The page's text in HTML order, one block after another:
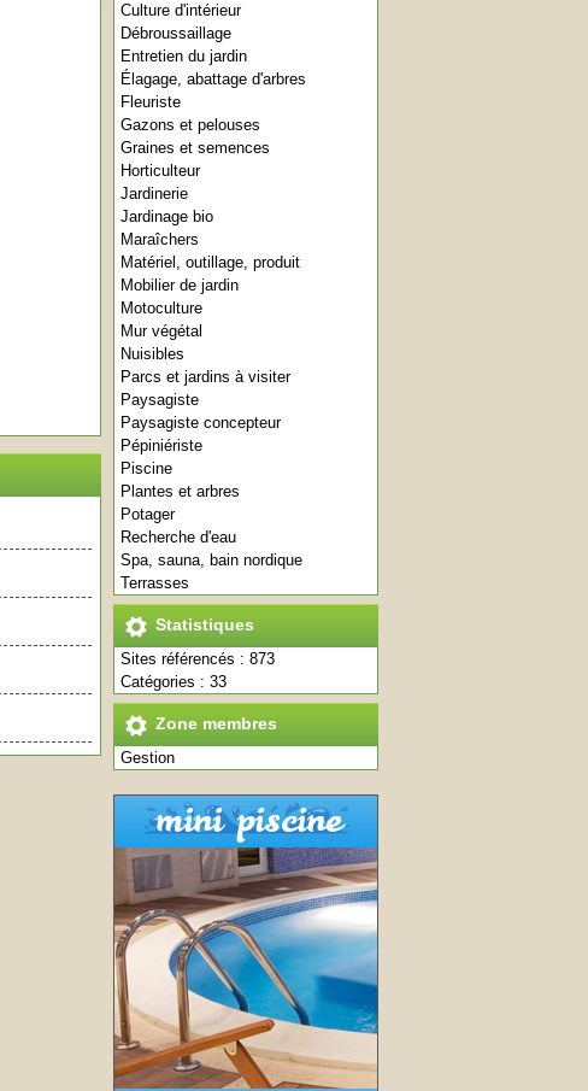
Culture d'intérieur
Débroussaillage
Entretien du jardin
Élagage, abattage d'arbres
Fleuriste
Gazons et pelouses
Graines et semences
Horticulteur
Jardinerie
Jardinage bio
Maraîchers
Matériel, outillage, produit
Mobilier de jardin
Motoculture
Mur végétal
Nuisibles
Parcs et jardins à visiter
Paysagiste
Paysagiste concepteur
Pépiniériste
Piscine
Plantes et arbres
Potager
Recherche d'eau
Spa, sauna, bain nordique
Terrasses
Statistiques
Sites référencés : 873
Catégories : 33
Zone membres
Gestion